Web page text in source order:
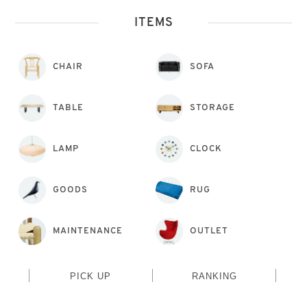
ITEMS
CHAIR SOFA
TABLE STORAGE
LAMP CLOCK
GOODS RUG
MAINTENANCE OUTLET
PICK UP RANKING